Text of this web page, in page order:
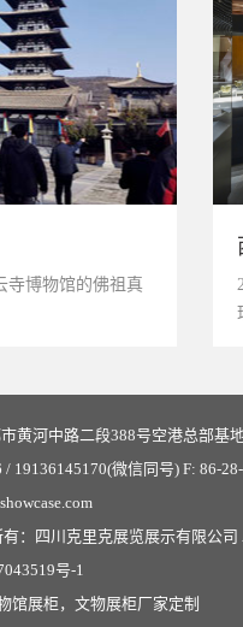
寺博物馆的佛祖真
黄河中路二段388号空港总部基
/ 19136145170(微信同号) F: 86-
：
四川克里克展览展示有限公司
号-1
馆展柜， 文物展柜厂家定制